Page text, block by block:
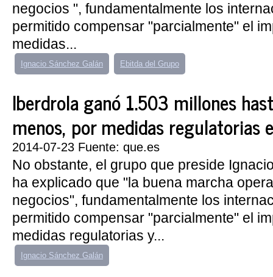
negocios ", fundamentalmente los
permitido compensar "parcialmente" el
medidas...
Ignacio Sánchez Galán Ebitda del Grupo
Iberdrola ganó 1.503 millones
menos, por medidas regulatorias
2014-07-23 Fuente: que.es
No obstante, el grupo que preside
ha explicado que "la buena marcha
negocios", fundamentalmente los
permitido compensar "parcialmente" el
medidas regulatorias y...
Ignacio Sánchez Galán